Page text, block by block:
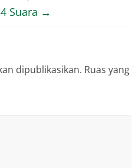
Suara →
dipublikasikan. Ruas yang